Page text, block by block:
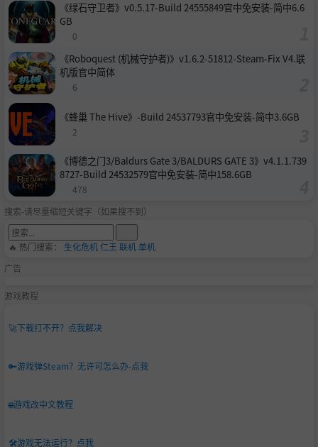
《绿石守卫者》v0.5.17-Build 24555849官中免安装-简中6.6
GB
0
《Roboquest (机械守护者)》v1.6.2-51812-Steam-Fix V4.联
机版官中简体
6
《蜂巢 The Hive》-Build 24537793官中免安装-简中3.6GB
2
《博德之门3/Baldurs Gate 3/BALDURS GATE 3》v4.1.1.739
8727-Build 24532579官中免安装-简中158.6GB
478
搜索-请尽量缩短关键字（如果搜不到）
🔥 热门搜索： 生化危机仁王 联机单机
广告
游戏教程
🚀下载打不开？点我解决
🔑游戏弹Steam？无许可怎么办-点我
🌐游戏改中文教程
🛠️游戏无法运行？点我